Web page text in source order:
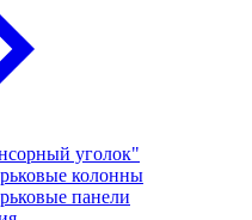
уголок"
колонны
панели